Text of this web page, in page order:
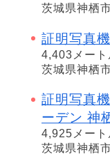
茨城県神栖
証明写真
4,403メート
茨城県神栖
証明写真
ーデン 神
4,925メート
茨城県神栖